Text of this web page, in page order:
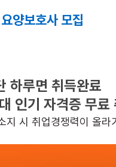
양보호사 모집
) (오전) 9시 00분 ~ (정
일자리정보 더보기
하루면 취득완료
인기 자격증 무료
지 시 취업경쟁력이 올라